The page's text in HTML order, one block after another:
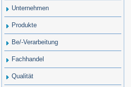
Unternehmen
Produkte
Be/-Verarbeitung
Fachhandel
Qualität